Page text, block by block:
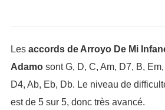
Les accords de Arroyo De Mi
Adamosont G, D, C, Am, D7, B,
D4, Ab, Eb, Db. Le niveau de
est de 5 sur 5, donc très avancé.